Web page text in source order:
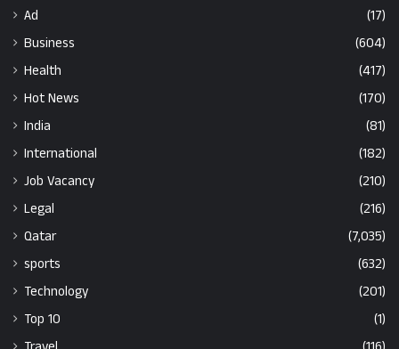
Ad
(17)
Business
(604)
Health
(417)
Hot News
(170)
India
(81)
International
(182)
Job Vacancy
(210)
Legal
(216)
Qatar
(7,035)
sports
(632)
Technology
(201)
Top 10
(1)